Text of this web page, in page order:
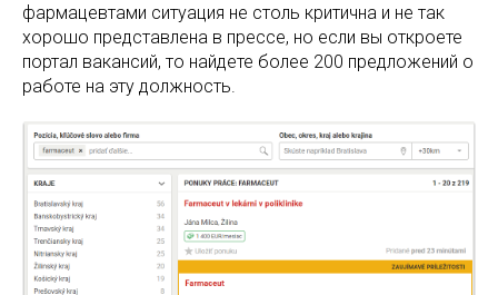
фармацевтами ситуация не столь критична и не так
хорошо представлена в прессе, но если вы откроете
портал вакансий, то найдете более 200 предложений о
работе на эту должность.